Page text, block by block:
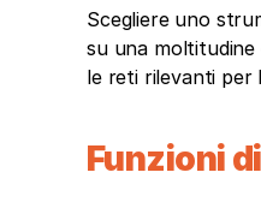
Scegliere uno
su una
le reti rilevanti per
Funzioni